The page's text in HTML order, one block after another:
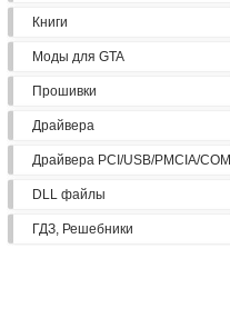
Книги
Моды для GTA
Прошивки
Драйвера
Драйвера PCI/USB/PMCIA/COM
DLL файлы
ГДЗ, Решебники